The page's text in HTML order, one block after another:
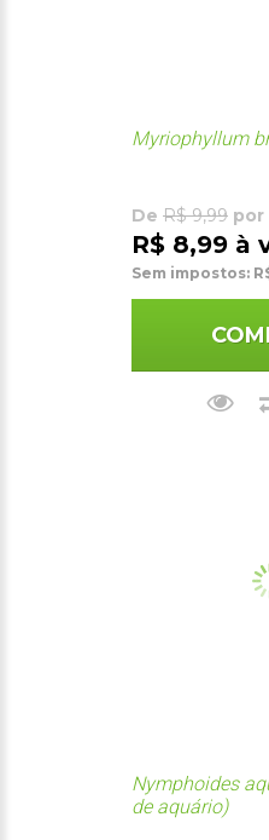
Myriophyllum
De R$ 9,99 por
R$ 8,99 à
Sem impostos:
Nymphoides
de aquário)